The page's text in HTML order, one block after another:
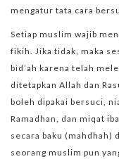
mengatur tata cara
Setiap muslim wajib
fikih. Jika tidak, maka
bid’ah karena telah
ditetapkan Allah dan
boleh dipakai bersuci,
Ramadhan, dan miqat
secara baku (mahdhah)
seorang muslim pun